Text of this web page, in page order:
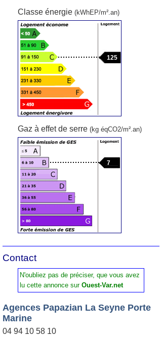
Classe énergie (kWhEP/m².an)
125
Gaz à effet de serre (kg éqCO2/m².an)
7
Contact
N'oubliez pas de préciser, que vous avez
lu cette annonce sur Ouest-Var.net
Agences Papazian La Seyne Porte
Marine
04 94 10 58 10